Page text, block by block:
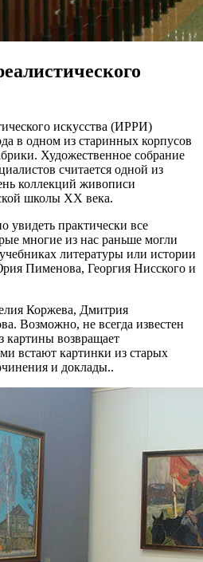
искусства (ИРРИ)
в одном из старинных корпусов
Художественное собрание
считается одной из
коллекций живописи
школы XX века.
увидеть практически все
многие из нас раньше могли
литературы или истории
Пименова, Георгия Нисского и
Коржева, Дмитрия
Возможно, не всегда известен
картины возвращает
встают картинки из старых
и доклады..